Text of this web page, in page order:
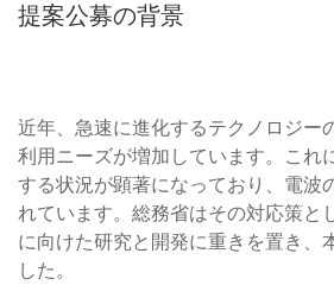
提案公募の背景
近年、急速に進化するテクノロジー
利用ニーズが増加しています。これ
する状況が顕著になっており、電波
れています。総務省はその対応策と
に向けた研究と開発に重きを置き、
した。